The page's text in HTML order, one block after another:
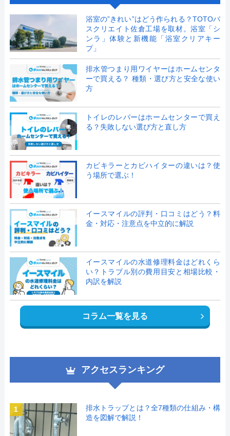
浴室の”きれい”はどう作られる？TOTOバ
スクリエイト佐倉工場を取材。浴室「シ
ンラ」体験と新機能「浴室クリアキー
プ」
排水管つまり用ワイヤーはホームセンタ
ーで買える？ 種類・選び方と安全な使い
方
トイレのレバーはホームセンターで買え
る？失敗しない選び方と直し方
カビキラーとカビハイターの違いは？使
う場所で選ぶ！
イースマイルの評判・口コミはどう？料
金・対応・注意点を中立的に解説
イースマイルの水道修理料金はどれくら
い？トラブル別の費用目安と相場比較・
内訳を解説
コラム一覧を見る
アクセスランキング
1
排水トラップとは？全7種類の仕組み・構
造を図解で解説！